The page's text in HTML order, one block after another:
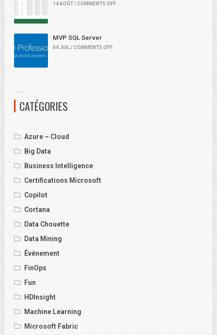
14 AOÛT / COMMENTS OFF
MVP SQL Server
04 JUIL / COMMENTS OFF
CATÉGORIES
Azure – Cloud
Big Data
Business Intelligence
Certifications Microsoft
Copilot
Cortana
Data Chouette
Data Mining
Événement
FinOps
Fun
HDInsight
Machine Learning
Microsoft Fabric